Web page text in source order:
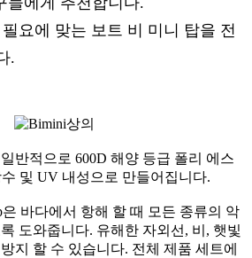
요에 맞는 보트 비 미니 탑을 전
.
반적으로 600D 해양 등급 폴리 에스
및 UV 내성으로 만들어집니다.
바다에서 항해 할 때 모든 종류의 악
도와줍니다. 유해한 자외선, 비, 햇빛
지 할 수 있습니다. 전체 제품 세트에